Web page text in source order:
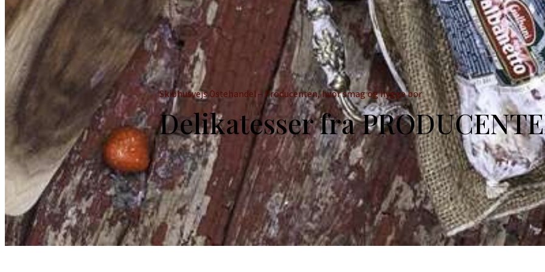
Skibhusvejs Ostehandel – Producenten, hvor smag og hygge bor
Delikatesser fra